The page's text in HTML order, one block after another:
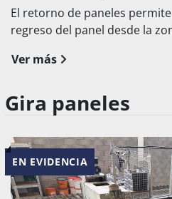
El retorno de paneles
regreso del panel desde la
Ver más
Gira paneles
EN EVIDENCIA